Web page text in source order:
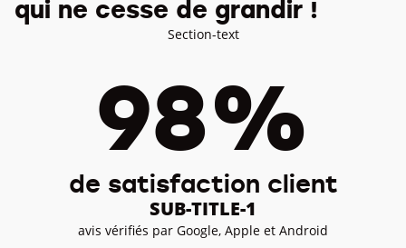
qui ne cesse de grandir !
Section-text
98%
de satisfaction client
SUB-TITLE-1
avis vérifiés par Google, Apple et Android